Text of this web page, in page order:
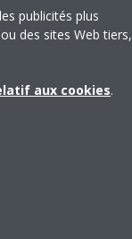
publicités plus
des sites Web tiers,
aux cookies.